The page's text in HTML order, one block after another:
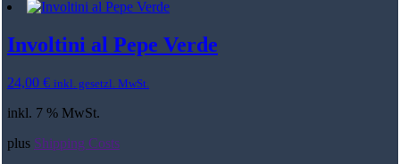
Involtini al Pepe Verde
24,00 € inkl. gesetzl. MwSt.
inkl. 7 % MwSt.
plus Shipping Costs